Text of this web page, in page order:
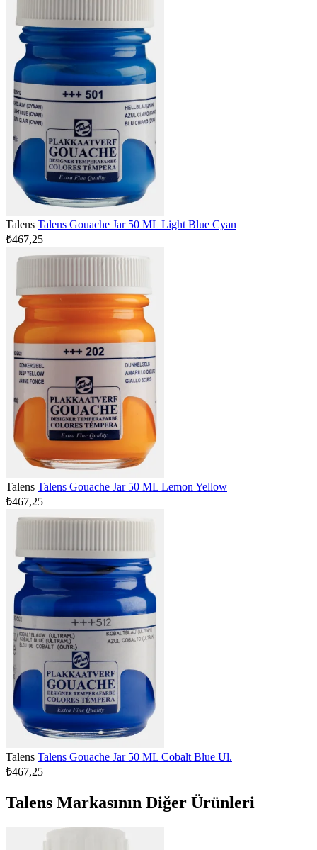
Talens Talens Gouache Jar 50 ML Light Blue Cyan
₺467,25
Talens Talens Gouache Jar 50 ML Lemon Yellow
₺467,25
Talens Talens Gouache Jar 50 ML Cobalt Blue Ul.
₺467,25
Talens Markasının Diğer Ürünleri